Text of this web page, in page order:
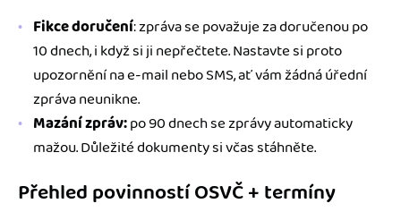
Fikce doručení: zpráva se považuje za doručenou po
10 dnech, i když si ji nepřečtete. Nastavte si proto
upozornění na e-mail nebo SMS, ať vám žádná úřední
zpráva neunikne.
Mazání zpráv:po 90 dnech se zprávy automaticky
mažou. Důležité dokumenty si včas stáhněte.
Přehled povinností OSVČ + termíny